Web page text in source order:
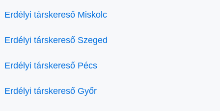
Erdélyi társkereső Miskolc
Erdélyi társkereső Szeged
Erdélyi társkereső Pécs
Erdélyi társkereső Győr